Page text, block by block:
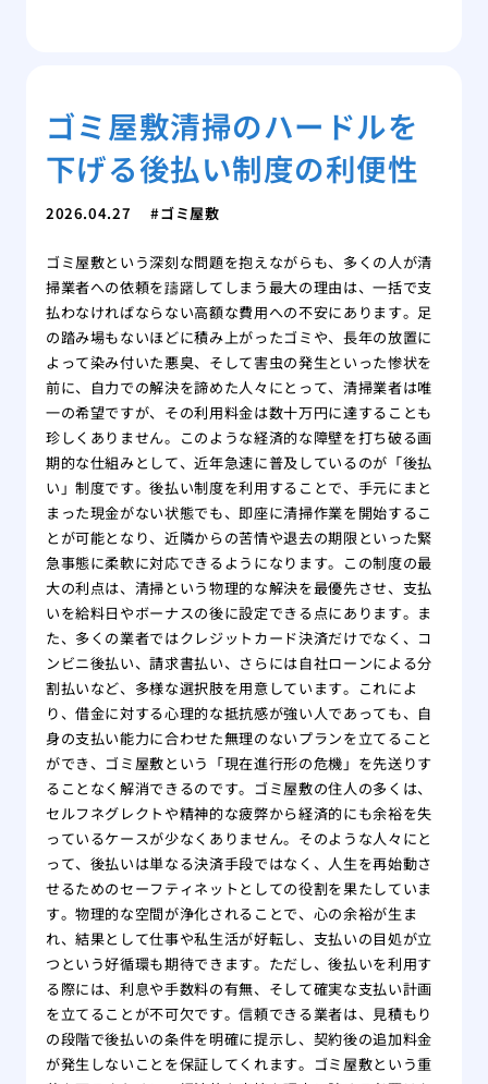
ゴミ屋敷清掃のハードルを
下げる後払い制度の利便性
2026.04.27 ゴミ屋敷
ゴミ屋敷という深刻な問題を抱えながらも、多くの人が清
掃業者への依頼を躊躇してしまう最大の理由は、一括で支
払わなければならない高額な費用への不安にあります。足
の踏み場もないほどに積み上がったゴミや、長年の放置に
よって染み付いた悪臭、そして害虫の発生といった惨状を
前に、自力での解決を諦めた人々にとって、清掃業者は唯
一の希望ですが、その利用料金は数十万円に達することも
珍しくありません。このような経済的な障壁を打ち破る画
期的な仕組みとして、近年急速に普及しているのが「後払
い」制度です。後払い制度を利用することで、手元にまと
まった現金がない状態でも、即座に清掃作業を開始するこ
とが可能となり、近隣からの苦情や退去の期限といった緊
急事態に柔軟に対応できるようになります。この制度の最
大の利点は、清掃という物理的な解決を最優先させ、支払
いを給料日やボーナスの後に設定できる点にあります。ま
た、多くの業者ではクレジットカード決済だけでなく、コ
ンビニ後払い、請求書払い、さらには自社ローンによる分
割払いなど、多様な選択肢を用意しています。これによ
り、借金に対する心理的な抵抗感が強い人であっても、自
身の支払い能力に合わせた無理のないプランを立てること
ができ、ゴミ屋敷という「現在進行形の危機」を先送りす
ることなく解消できるのです。ゴミ屋敷の住人の多くは、
セルフネグレクトや精神的な疲弊から経済的にも余裕を失
っているケースが少なくありません。そのような人々にと
って、後払いは単なる決済手段ではなく、人生を再始動さ
せるためのセーフティネットとしての役割を果たしていま
す。物理的な空間が浄化されることで、心の余裕が生ま
れ、結果として仕事や私生活が好転し、支払いの目処が立
つという好循環も期待できます。ただし、後払いを利用す
る際には、利息や手数料の有無、そして確実な支払い計画
を立てることが不可欠です。信頼できる業者は、見積もり
の段階で後払いの条件を明確に提示し、契約後の追加料金
が発生しないことを保証してくれます。ゴミ屋敷という重